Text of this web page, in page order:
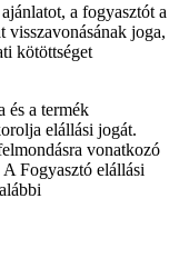
a fogyasztót a
visszavonásának joga,
kötöttséget
és a termék
elállási jogát.
vonatkozó
Fogyasztó elállási